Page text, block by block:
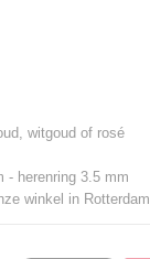
witgoud of rosé
herenring 3.5 mm
winkel in Rotterdam